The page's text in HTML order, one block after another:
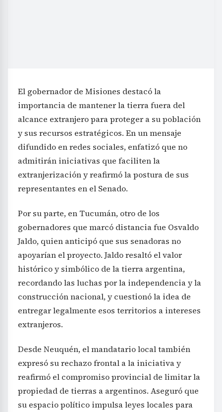
El gobernador de Misiones destacó la
importancia de mantener la tierra fuera del
alcance extranjero para proteger a su población
y sus recursos estratégicos. En un mensaje
difundido en redes sociales, enfatizó que no
admitirán iniciativas que faciliten la
extranjerización y reafirmó la postura de sus
representantes en el Senado.
Por su parte, en Tucumán, otro de los
gobernadores que marcó distancia fue Osvaldo
Jaldo, quien anticipó que sus senadoras no
apoyarían el proyecto. Jaldo resaltó el valor
histórico y simbólico de la tierra argentina,
recordando las luchas por la independencia y la
construcción nacional, y cuestionó la idea de
entregar legalmente esos territorios a intereses
extranjeros.
Desde Neuquén, el mandatario local también
expresó su rechazo frontal a la iniciativa y
reafirmó el compromiso provincial de limitar la
propiedad de tierras a argentinos. Aseguró que
su espacio político impulsa leyes locales para